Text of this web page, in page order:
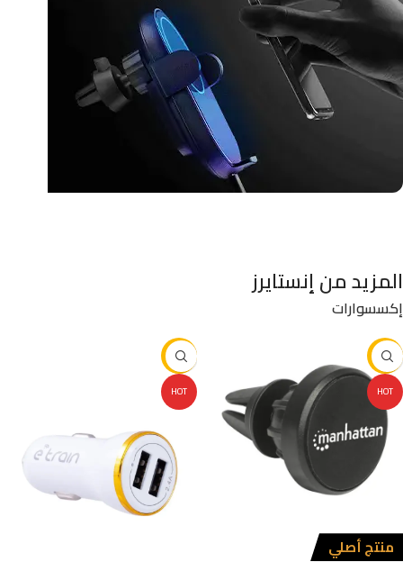
المزيد من إنستايرز
إكسسوارات
-10%
HOT
منتج أصلي
-10%
HOT